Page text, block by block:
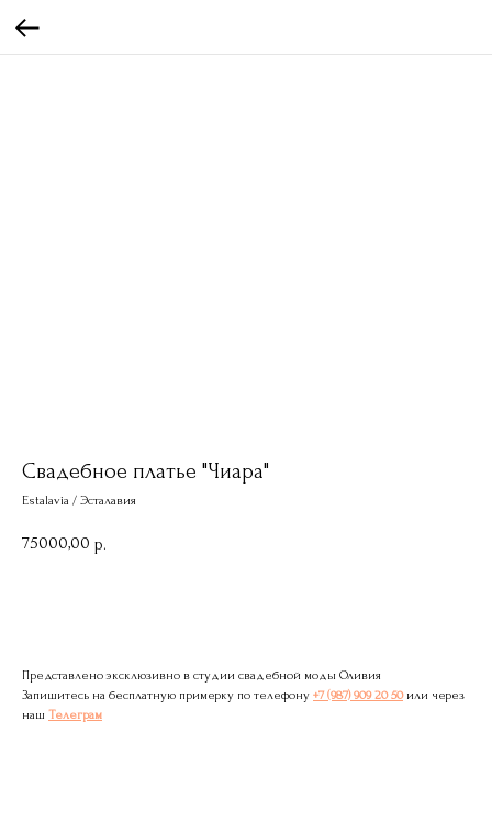
Свадебное платье "Чиара"
Estalavia / Эсталавия
75000,00 р.
Представлено эксклюзивно в студии свадебной моды Оливия
Запишитесь на бесплатную примерку по телефону +7 (987) 909 20 50или через
наш Телеграм